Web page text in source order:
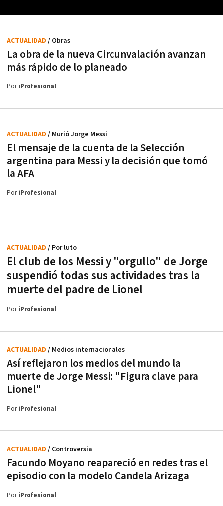
La obra de la nueva Circunvalación avanzan
más rápido de lo planeado
ACTUALIDAD / Obras
PoriProfesional
El mensaje de la cuenta de la Selección
argentina para Messi y la decisión que tomó
la AFA
ACTUALIDAD / Murió Jorge Messi
PoriProfesional
El club de los Messi y "orgullo" de Jorge
suspendió todas sus actividades tras la
muerte del padre de Lionel
ACTUALIDAD / Por luto
PoriProfesional
Así reflejaron los medios del mundo la
muerte de Jorge Messi: "Figura clave para
Lionel"
ACTUALIDAD / Medios internacionales
PoriProfesional
Facundo Moyano reapareció en redes tras el
episodio con la modelo Candela Arizaga
ACTUALIDAD / Controversia
PoriProfesional